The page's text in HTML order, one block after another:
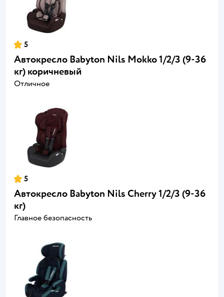
5
Автокресло Babyton Nils Mokko 1/2/3 (9-36
кг) коричневый
Отличное
5
Автокресло Babyton Nils Cherry 1/2/3 (9-36
кг)
Главное безопасность